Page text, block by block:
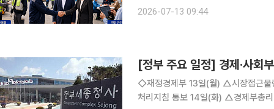
황 부가통계를 인용해 국내 산업재해
2026-07-13 09:44
[정부 주요 일정] 경제·사회
◇재정경제부 13일(월) △시장접근물량 증량에 관한 규칙 개정 △폭염 및 호우 관련 공공계약 업무
처리지침 통보 14일(화) △경제부총리 10:00 국무회의(청와대) 15일(수) △재경부 2차관 16:30